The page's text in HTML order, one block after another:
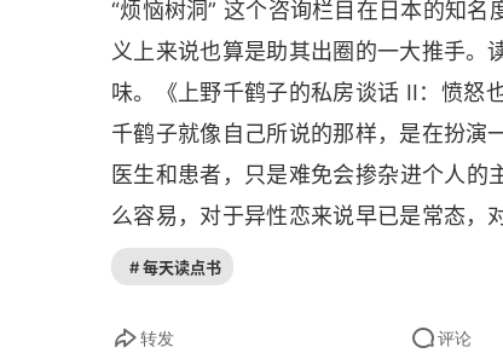
23. 学霸丈夫是废材？
24. 曾是学者的父亲，从不看护奶奶
第四章 夫妻永远是谜
25. 妻子擅自带了只吉娃娃回家
“烦恼树洞” 这个咨询栏目在日本的知
义上来说也算是助其出圈的一大推手。
味。《上野千鹤子的私房谈话 II：愤怒
千鹤子就像自己所说的那样，是在扮演
医生和患者，只是难免会掺杂进个人的
么容易，对于异性恋来说早已是常态，
一个女生咨询了作者与之相关的问题。
不如坦然接受真实的自己。忠于自己
# 每天读点书
转发 评论